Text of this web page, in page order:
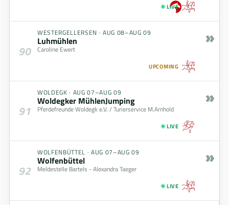
LIVE
90
WESTERGELLERSEN · AUG 08–AUG 09
Luhmühlen
Caroline Ewert
UPCOMING
»
91
WOLDEGK · AUG 07–AUG 09
Woldegker MühlenJumping
Pferdefreunde Woldegk e.V. / Turierservice M.Arnhold
LIVE
»
92
WOLFENBÜTTEL · AUG 07–AUG 09
Wolfenbüttel
Meldestelle Bartels - Alexandra Taeger
LIVE
»